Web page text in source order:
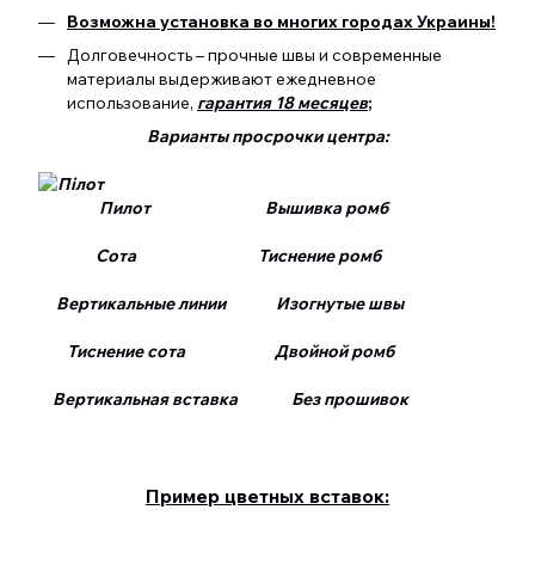
Возможна установка во многих городах Украины!
Долговечность – прочные швы и современные
материалы выдерживают ежедневное
использование, гарантия 18 месяцев;
Варианты просрочки центра:
Пилот Вышивка ромб
Сота Тиснение ромб
Вертикальные линии Изогнутые швы
Тиснение сота Двойной ромб
Вертикальная вставка Без прошивок
Пример цветных вставок: